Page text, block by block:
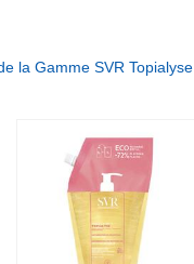
la Gamme SVR Topialyse